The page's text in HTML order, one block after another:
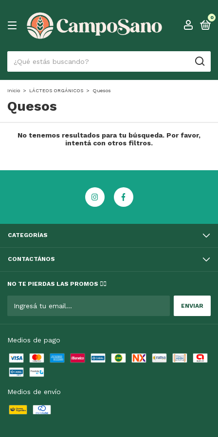
0
Inicio > LÁCTEOS ORGÁNICOS > Quesos
Quesos
No tenemos resultados para tu búsqueda. Por favor,
intentá con otros filtros.
CATEGORÍAS
CONTACTÁNOS
NO TE PIERDAS LAS PROMOS 👇🏻
Medios de pago
Medios de envío